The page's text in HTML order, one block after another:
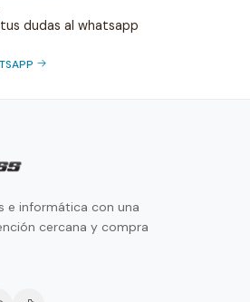
dudas al whatsapp
e informática con una
cercana y compra